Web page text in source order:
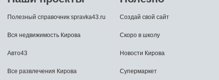
Полезный справочник spravka43.ru
Вся недвижимость Кирова
Авто43
Все развлечения Кирова
Создай свой сайт
Скоро в школу
Новости Кирова
Супермаркет